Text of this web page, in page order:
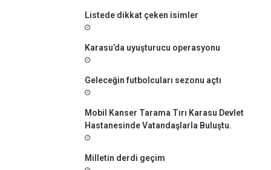
Listede dikkat çeken isimler
Karasu’da uyuşturucu operasyonu
Geleceğin futbolcuları sezonu açtı
Mobil Kanser Tarama Tırı Karasu Devlet
Hastanesinde Vatandaşlarla Buluştu.
Milletin derdi geçim